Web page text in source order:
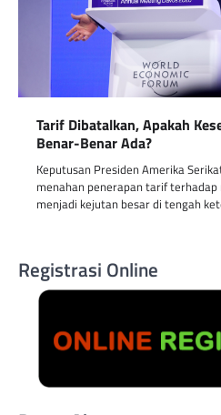
Tarif Dibatalkan, Apakah
Benar-Benar Ada?
Keputusan Presiden Amerika
menahan penerapan tarif
menjadi kejutan besar di tengah
Registrasi Online